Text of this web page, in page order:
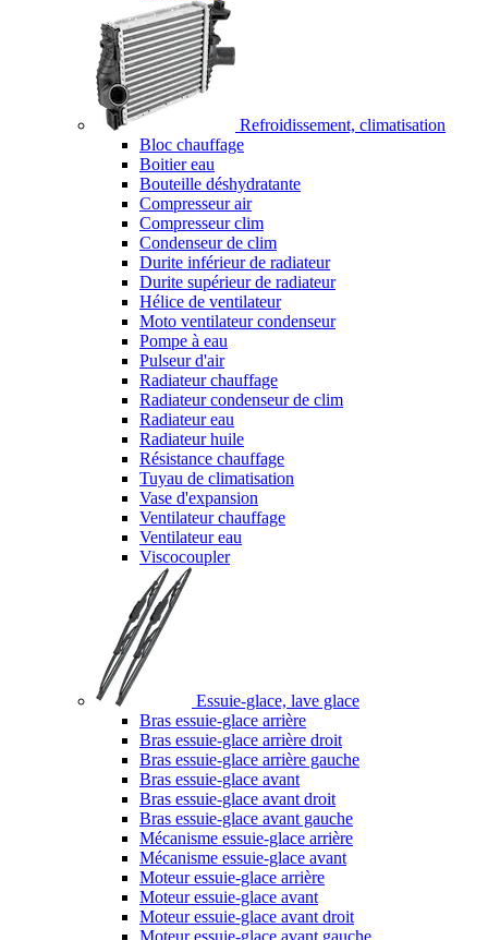
Refroidissement, climatisation
Bloc chauffage
Boitier eau
Bouteille déshydratante
Compresseur air
Compresseur clim
Condenseur de clim
Durite inférieur de radiateur
Durite supérieur de radiateur
Hélice de ventilateur
Moto ventilateur condenseur
Pompe à eau
Pulseur d'air
Radiateur chauffage
Radiateur condenseur de clim
Radiateur eau
Radiateur huile
Résistance chauffage
Tuyau de climatisation
Vase d'expansion
Ventilateur chauffage
Ventilateur eau
Viscocoupler
Essuie-glace, lave glace
Bras essuie-glace arrière
Bras essuie-glace arrière droit
Bras essuie-glace arrière gauche
Bras essuie-glace avant
Bras essuie-glace avant droit
Bras essuie-glace avant gauche
Mécanisme essuie-glace arrière
Mécanisme essuie-glace avant
Moteur essuie-glace arrière
Moteur essuie-glace avant
Moteur essuie-glace avant droit
Moteur essuie-glace avant gauche